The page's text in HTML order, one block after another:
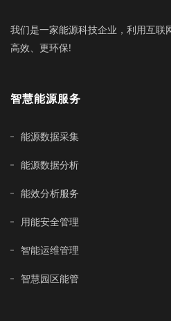
我们是一家能源科技企业，利用互联
高效、更环保!
智慧能源服务
能源数据采集
能源数据分析
能效分析服务
用能安全管理
智能运维管理
智慧园区能管